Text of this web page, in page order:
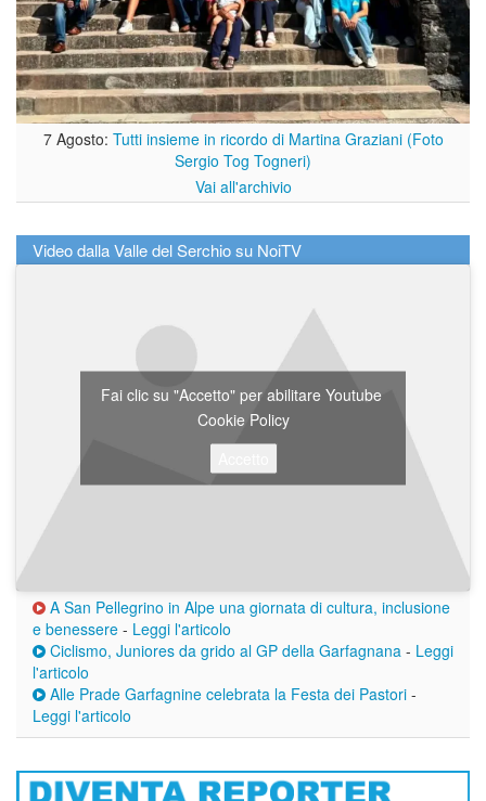
7 Agosto: Tutti insieme in ricordo di Martina Graziani (Foto
Sergio Tog Togneri)
Vai all'archivio
Video dalla Valle del Serchio su NoiTV
Fai clic su "Accetto" per abilitare Youtube
Cookie Policy
A San Pellegrino in Alpe una giornata di cultura, inclusione
e benessere - Leggi l'articolo
Ciclismo, Juniores da grido al GP della Garfagnana - Leggi
l'articolo
Alle Prade Garfagnine celebrata la Festa dei Pastori -
Leggi l'articolo